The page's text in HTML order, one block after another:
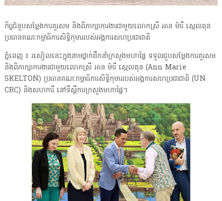
កិច្ចជំនួបសម្តែងការគួរសម និងពិភាក្សាការងារជាមួយលោកស្រី អាន ម៉ារី ស្កេលតុន
ប្រធានគណៈកម្មាធិការសិទ្ធិកុមាររបស់អង្គការសហប្រជាជាតិ
ភ្នំពេញ ៖ រសៀលនេះក្នុងនាមថ្នាក់ដឹកនាំក្រសួងមហាផ្ទៃ ទទួលជួបសម្តែងការគួរសម
និងពិភាក្សាការងារជាមួយលោកស្រី អាន ម៉ារី ស្កេលតុន (Ann Marie
SKELTON) ប្រធានគណៈកម្មាធិការសិទ្ធិកុមាររបស់អង្គការសហប្រជាជាតិ (UN
CRC) និងសហការី នៅទីស្តីការក្រសួងមហាផ្ទៃ។